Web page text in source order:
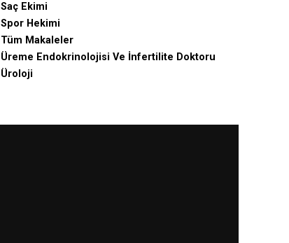
Saç Ekimi
Spor Hekimi
Tüm Makaleler
Üreme Endokrinolojisi Ve İnfertilite Doktoru
Üroloji